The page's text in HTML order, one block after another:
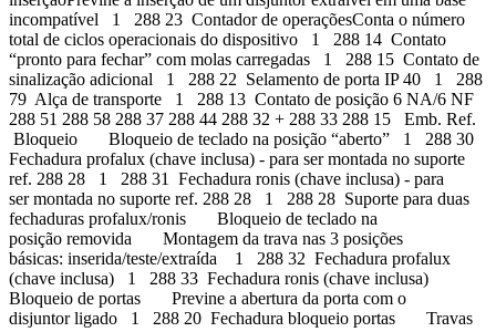
incompatível 1 288 23 Contador de operaçõesConta o número
total de ciclos operacionais do dispositivo 1 288 14 Contato
“pronto para fechar” com molas carregadas 1 288 15 Contato de
sinalização adicional 1 288 22 Selamento de porta IP 40 1 288
79 Alça de transporte 1 288 13 Contato de posição 6 NA/6 NF
288 51 288 58 288 37 288 44 288 32 + 288 33 288 15 Emb. Ref.
Bloqueio Bloqueio de teclado na posição “aberto” 1 288 30
Fechadura profalux (chave inclusa) - para ser montada no suporte
ref. 288 28 1 288 31 Fechadura ronis (chave inclusa) - para
ser montada no suporte ref. 288 28 1 288 28 Suporte para duas
fechaduras profalux/ronis Bloqueio de teclado na
posição removida Montagem da trava nas 3 posições
básicas: inserida/teste/extraída 1 288 32 Fechadura profalux
(chave inclusa) 1 288 33 Fechadura ronis (chave inclusa)
Bloqueio de portas Previne a abertura da porta com o
disjuntor ligado 1 288 20 Fechadura bloqueio portas Travas